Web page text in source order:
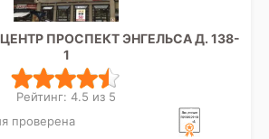
ПРОСПЕКТ ЭНГЕЛЬСА Д. 138-
1
Рейтинг: 4.5 из 5
проверена